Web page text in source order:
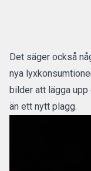
Det säger också
nya
bilder att lägga
än ett nytt plagg.